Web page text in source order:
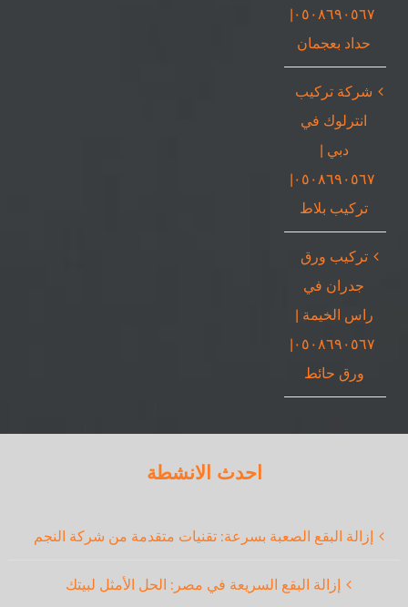
٠٥٠٨٦٩٠٥٦٧|
حداد بعجمان
شركة تركيب
انترلوك في
دبي |
٠٥٠٨٦٩٠٥٦٧|
تركيب بلاط
تركيب ورق
جدران في
راس الخيمة |
٠٥٠٨٦٩٠٥٦٧|
ورق حائط
احدث الانشطة
إزالة البقع الصعبة بسرعة: تقنيات متقدمة من شركة النجم
إزالة البقع السريعة في مصر: الحل الأمثل لبيتك